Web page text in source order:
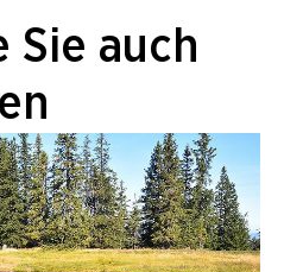
Sie auch